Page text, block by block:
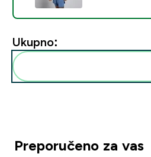
Ukupno:
Preporučeno za vas